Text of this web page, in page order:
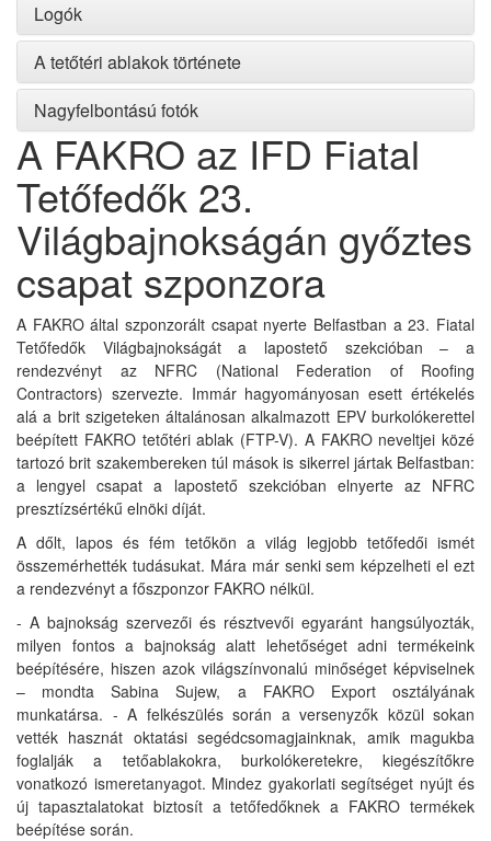
Logók
A tetőtéri ablakok története
Nagyfelbontású fotók
A FAKRO az IFD Fiatal
Tetőfedők 23.
Világbajnokságán győztes
csapat szponzora
A FAKRO által szponzorált csapat nyerte Belfastban a 23. Fiatal
Tetőfedők Világbajnokságát a lapostető szekcióban – a
rendezvényt az NFRC (National Federation of Roofing
Contractors) szervezte. Immár hagyományosan esett értékelés
alá a brit szigeteken általánosan alkalmazott EPV burkolókerettel
beépített FAKRO tetőtéri ablak (FTP-V). A FAKRO neveltjei közé
tartozó brit szakembereken túl mások is sikerrel jártak Belfastban:
a lengyel csapat a lapostető szekcióban elnyerte az NFRC
presztízsértékű elnöki díját.
A dőlt, lapos és fém tetőkön a világ legjobb tetőfedői ismét
összemérhették tudásukat. Mára már senki sem képzelheti el ezt
a rendezvényt a főszponzor FAKRO nélkül.
- A bajnokság szervezői és résztvevői egyaránt hangsúlyozták,
milyen fontos a bajnokság alatt lehetőséget adni termékeink
beépítésére, hiszen azok világszínvonalú minőséget képviselnek
– mondta Sabina Sujew, a FAKRO Export osztályának
munkatársa. - A felkészülés során a versenyzők közül sokan
vették hasznát oktatási segédcsomagjainknak, amik magukba
foglalják a tetőablakokra, burkolókeretekre, kiegészítőkre
vonatkozó ismeretanyagot. Mindez gyakorlati segítséget nyújt és
új tapasztalatokat biztosít a tetőfedőknek a FAKRO termékek
beépítése során.